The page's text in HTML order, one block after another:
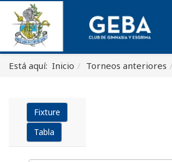
Está aquí: Inicio Torneos anteriores
Fixture
Tabla